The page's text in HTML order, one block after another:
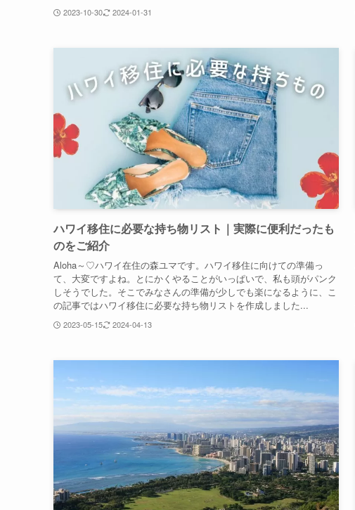
2023-10-30 2024-01-31
ハワイ移住に必要な持ち物リスト｜実際に便利だったも
のをご紹介
Aloha～♡ハワイ在住の森ユマです。ハワイ移住に向けての準備っ
て、大変ですよね。とにかくやることがいっぱいで、私も頭がパンク
しそうでした。そこでみなさんの準備が少しでも楽になるように、こ
の記事ではハワイ移住に必要な持ち物リストを作成しました...
2023-05-15 2024-04-13